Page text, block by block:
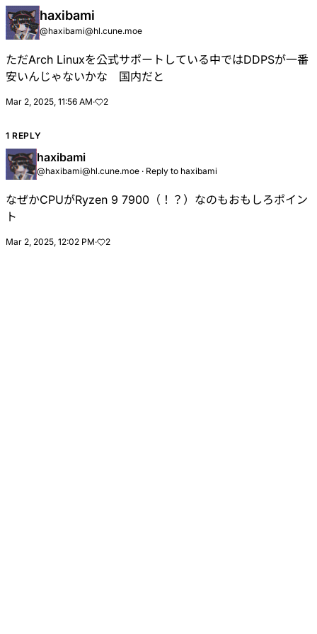
haxibami
@haxibami@hl.cune.moe
ただArch Linuxを公式サポートしている中ではDDPSが一番
安いんじゃないかな 国内だと
Mar 2, 2025, 11:56 AM· 2
1 REPLY
haxibami
@haxibami@hl.cune.moe · Reply to haxibami
なぜかCPUがRyzen 9 7900（！？）なのもおもしろポイン
ト
Mar 2, 2025, 12:02 PM· 2